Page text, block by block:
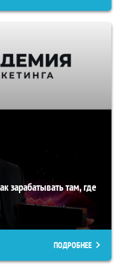
зарабатывать там, где
ПОДРОБНЕЕ